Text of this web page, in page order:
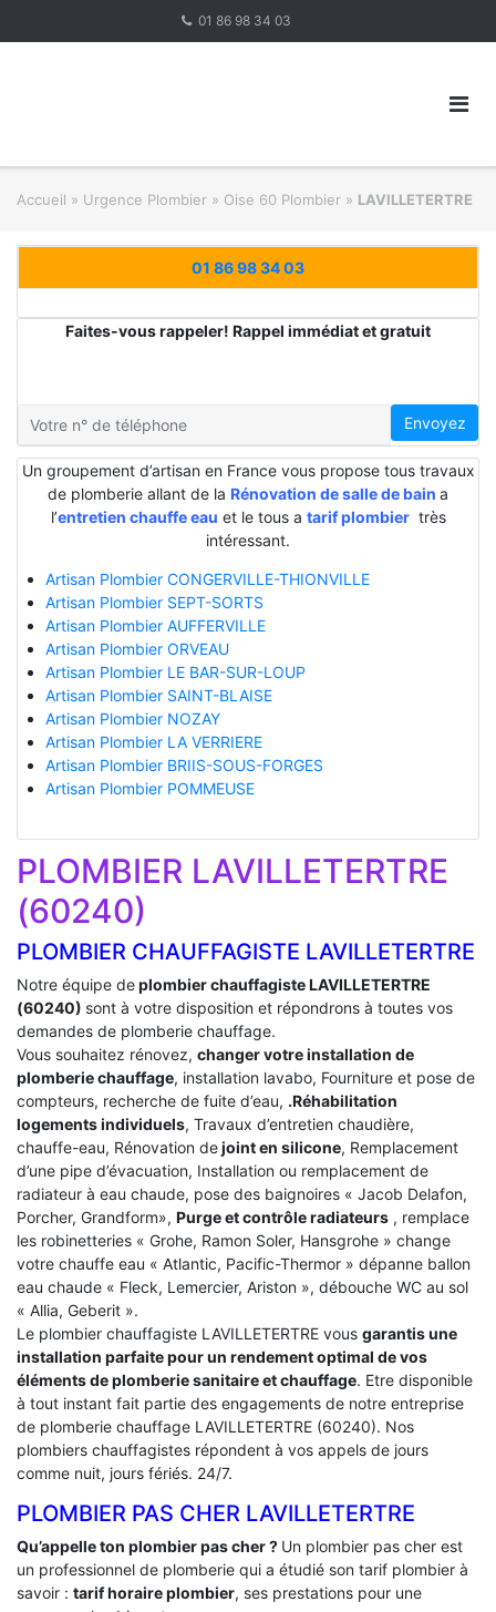
01 86 98 34 03
Accueil » Urgence Plombier » Oise 60 Plombier » LAVILLETERTRE
01 86 98 34 03
Faites-vous rappeler! Rappel immédiat et gratuit
Envoyez
Un groupement d’artisan en France vous propose tous travaux
de plomberie allant de la Rénovation de salle de bain a
l’entretien chauffe eau et le tous a tarif plombiertrès
intéressant.
Artisan Plombier CONGERVILLE-THIONVILLE
Artisan Plombier SEPT-SORTS
Artisan Plombier AUFFERVILLE
Artisan Plombier ORVEAU
Artisan Plombier LE BAR-SUR-LOUP
Artisan Plombier SAINT-BLAISE
Artisan Plombier NOZAY
Artisan Plombier LA VERRIERE
Artisan Plombier BRIIS-SOUS-FORGES
Artisan Plombier POMMEUSE
PLOMBIER LAVILLETERTRE
(60240)
PLOMBIER CHAUFFAGISTE LAVILLETERTRE
Notre équipe deplombier chauffagiste LAVILLETERTRE
(60240) sont à votre disposition et répondrons à toutes vos
demandes de plomberie chauffage.
Vous souhaitez rénovez, changer votre installation de
plomberie chauffage, installation lavabo, Fourniture et pose de
compteurs, recherche de fuite d’eau, .Réhabilitation
logements individuels, Travaux d’entretien chaudière,
chauffe-eau, Rénovation dejoint en silicone, Remplacement
d’une pipe d’évacuation, Installation ou remplacement de
radiateur à eau chaude, pose des baignoires « Jacob Delafon,
Porcher, Grandform», Purge et contrôle radiateurs , remplace
les robinetteries « Grohe, Ramon Soler, Hansgrohe » change
votre chauffe eau « Atlantic, Pacific-Thermor » dépanne ballon
eau chaude « Fleck, Lemercier, Ariston », débouche WC au sol
« Allia, Geberit ».
Le plombier chauffagiste LAVILLETERTRE vous garantis une
installation parfaite pour un rendement optimal de vos
éléments de plomberie sanitaire et chauffage. Etre disponible
à tout instant fait partie des engagements de notre entreprise
de plomberie chauffage LAVILLETERTRE (60240). Nos
plombiers chauffagistes répondent à vos appels de jours
comme nuit, jours fériés. 24/7.
PLOMBIER PAS CHER LAVILLETERTRE
Qu’appelle ton plombier pas cher ? Un plombier pas cher est
un professionnel de plomberie qui a étudié son tarif plombier à
savoir : tarif horaire plombier, ses prestations pour une